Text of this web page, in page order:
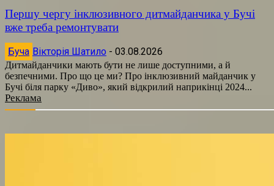
Першу чергу інклюзивного дитмайданчика у Бучі
вже треба ремонтувати
Буча Вікторія Шатило - 03.08.2026
Дитмайданчики мають бути не лише доступними, а й
безпечними. Про що це ми? Про інклюзивний майданчик у
Бучі біля парку «Диво», який відкрилий наприкінці 2024...
Реклама